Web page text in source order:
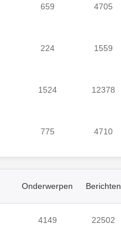
659 4705
224 1559
1524 12378
775 4710
Onderwerpen Berichten
4149 22502